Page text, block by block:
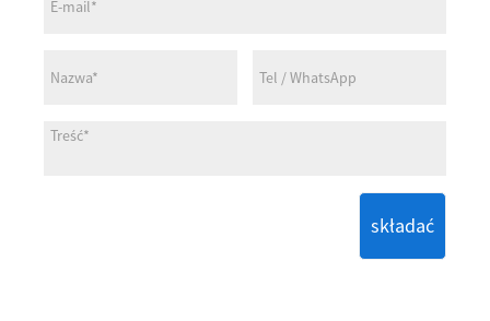
składać